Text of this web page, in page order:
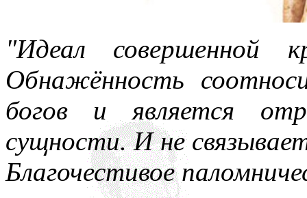
"Идеал совершенной
Обнажённость
богов и является
сущности. И не
Благочестивое